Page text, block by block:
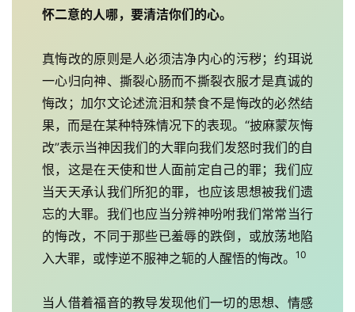
登录 注册
怀二意的人哪，要清洁你们的心。
真悔改的原则是人必须洁净内心的污秽；约珥说
一心归向神、撕裂心肠而不撕裂衣服才是真诚的
悔改；加尔文论述流泪和禁食不是悔改的必然结
果，而是在某种特殊情况下的表现。“披麻蒙灰悔
改”表示当神因我们的大罪向我们发怒时我们的自
恨，这是在天使和世人面前定自己的罪；我们应
当天天承认我们所犯的罪，也应该思想被我们遗
忘的大罪。我们也应当分辨神吩咐我们常常当行
的悔改，不同于那些已羞辱的跌倒，或放荡地陷
入大罪，或悖逆不服神之轭的人醒悟的悔改。
10
当人借着福音的教导发现他们一切的思想、情感